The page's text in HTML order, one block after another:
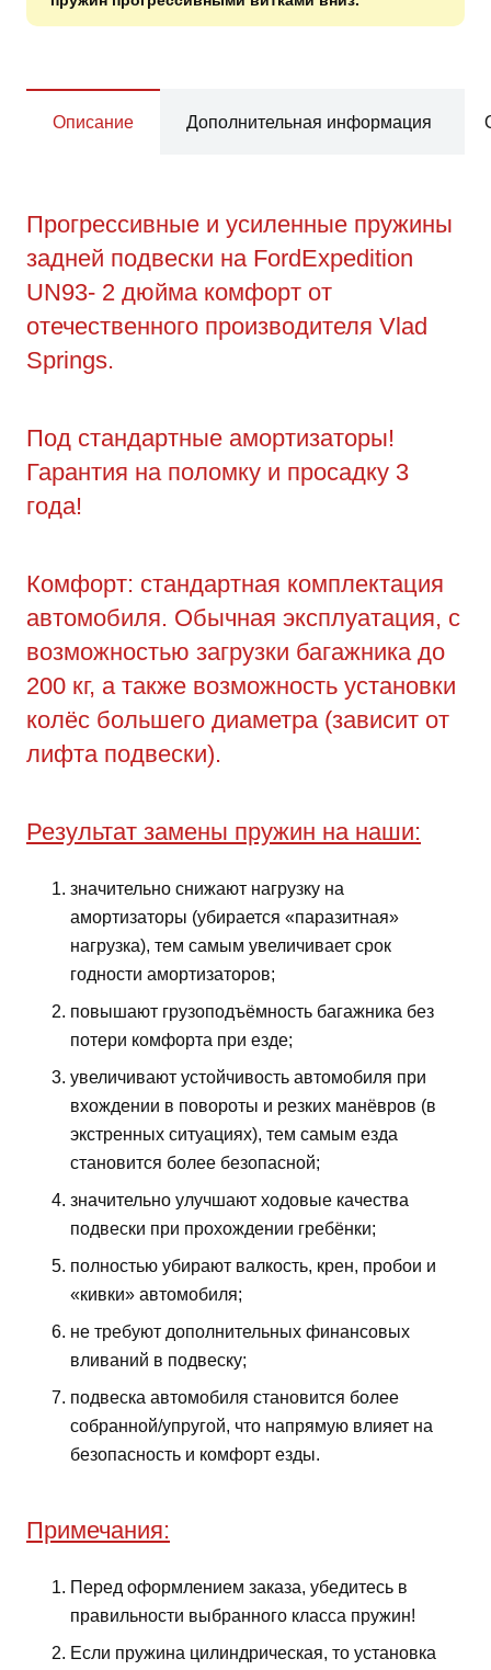
Описание Дополнительная информация
Прогрессивные и усиленные пружины
задней подвески на FordExpedition
UN93- 2 дюйма комфорт от
отечественного производителя Vlad
Springs.
Под стандартные амортизаторы!
Гарантия на поломку и просадку 3
года!
Комфорт: стандартная комплектация
автомобиля. Обычная эксплуатация, с
возможностью загрузки багажника до
200 кг, а также возможность установки
колёс большего диаметра (зависит от
лифта подвески).
Результат замены пружин на наши:
значительно снижают нагрузку на
амортизаторы (убирается «паразитная»
нагрузка), тем самым увеличивает срок
годности амортизаторов;
повышают грузоподъёмность багажника без
потери комфорта при езде;
увеличивают устойчивость автомобиля при
вхождении в повороты и резких манёвров (в
экстренных ситуациях), тем самым езда
становится более безопасной;
значительно улучшают ходовые качества
подвески при прохождении гребёнки;
полностью убирают валкость, крен, пробои и
«кивки» автомобиля;
не требуют дополнительных финансовых
вливаний в подвеску;
подвеска автомобиля становится более
собранной/упругой, что напрямую влияет на
безопасность и комфорт езды.
Примечания:
Перед оформлением заказа, убедитесь в
правильности выбранного класса пружин!
Если пружина цилиндрическая, то установка